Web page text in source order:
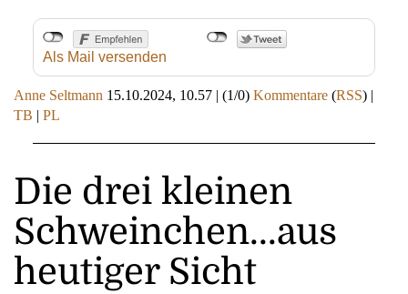
Als Mail versenden
Anne Seltmann 15.10.2024, 10.57 | (1/0) Kommentare (RSS) |
TB | PL
Die drei kleinen
Schweinchen...aus
heutiger Sicht